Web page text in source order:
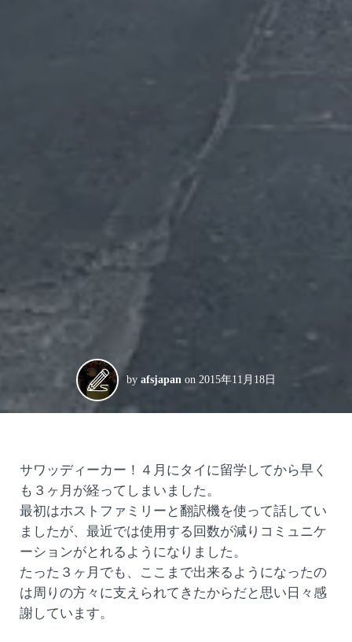
by afsjapan on 2015年11月18日
サワッディーカー！４月にタイに留学してから早く
も３ヶ月が経ってしまいました。
最初はホストファミリーと翻訳機を使って話してい
ましたが、最近では使用する回数が減りコミュニケ
ーションがとれるようになりました。
たった３ヶ月でも、ここまで出来るようになったの
は周りの方々に支えられてきたからだと思い日々感
謝しています。